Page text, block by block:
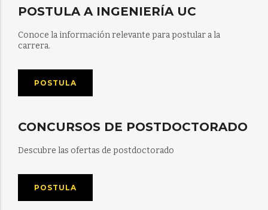
POSTULA A INGENIERÍA UC
Conoce la información relevante para postular a la
carrera.
POSTULA
CONCURSOS DE POSTDOCTORADO
Descubre las ofertas de postdoctorado
POSTULA